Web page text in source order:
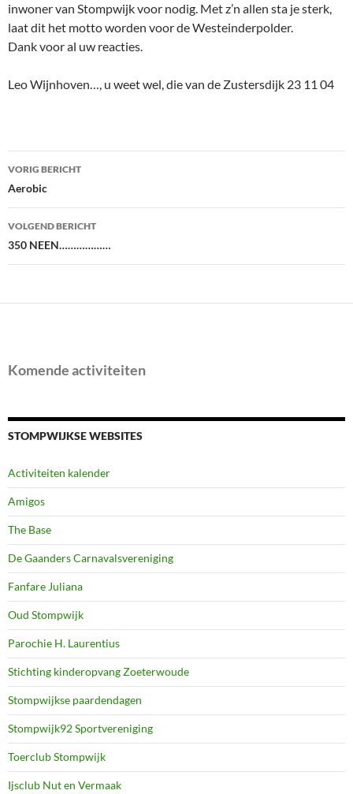
inwoner van Stompwijk voor nodig. Met z’n allen sta je sterk,
laat dit het motto worden voor de Westeinderpolder.
Dank voor al uw reacties.
Leo Wijnhoven…, u weet wel, die van de Zustersdijk 23 11 04
Bericht
navigatie
VORIG BERICHT
Aerobic
VOLGEND BERICHT
350 NEEN………………
Komende activiteiten
STOMPWIJKSE WEBSITES
Activiteiten kalender
Amigos
The Base
De Gaanders Carnavalsvereniging
Fanfare Juliana
Oud Stompwijk
Parochie H. Laurentius
Stichting kinderopvang Zoeterwoude
Stompwijkse paardendagen
Stompwijk92 Sportvereniging
Toerclub Stompwijk
Ijsclub Nut en Vermaak